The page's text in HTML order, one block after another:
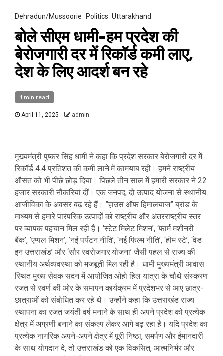
Dehradun/Mussoorie Politics Uttarakhand
बोले सीएम धामी-हम प्रदेश की
बेरोजगारी दर में रिकॉर्ड कमी लाए,
देश के लिए आदर्श बन रहे
1 min read
April 11, 2025 admin
मुख्यमंत्री पुष्कर सिंह धामी ने कहा कि प्रदेश सरकार बेरोजगारी दर में
रिकॉर्ड 4.4 प्रतिशत की कमी लाने में कामयाब रही। हमने राष्ट्रीय
औसत को भी पीछे छोड़ दिया। पिछले तीन साल में हमारी सरकार ने 22
हजार सरकारी नौकरियां दीं। एक जनपद, दो उत्पाद योजना से स्थानीय
आजीविका के अवसर बढ़ रहे हैं। ”हाउस ऑफ हिमालयाज” ब्रांड के
माध्यम से हमारे पारंपरिक उत्पादों को राष्ट्रीय और अंतरराष्ट्रीय स्तर
पर व्यापक पहचान मिल रही हैं। ‘स्टेट मिलेट मिशन’, ‘फार्म मशीनरी
बैंक’, ‘एप्पल मिशन’, ‘नई पर्यटन नीति’, ‘नई फिल्म नीति’, ‘होम स्टे’, ‘वेड
इन उत्तराखंड’ और ‘सौर स्वरोजगार योजना’ जैसी पहल से राज्य की
स्थानीय अर्थव्यवस्था को मजबूती मिल रही है। धामी मुख्यमंत्री आवास
स्थित मुख्य सेवक सदन में आयोजित ओहो हिल यात्रा के चौथे संस्करण
रजत से स्वर्ण की ओर के समापन कार्यक्रम में प्रदेशभर से आए छात्र-
छात्राओं को संबोधित कर रहे थे। उन्होंने कहा कि उत्तराखंड राज्य
स्थापना का रजत जयंती वर्ष मनाने के साथ ही अपने प्रदेश को प्रत्येक
क्षेत्र में अग्रणी बनाने का संकल्प लेकर आगे बढ़ रहा है। यदि प्रदेश का
प्रत्येक नागरिक अपने-अपने क्षेत्र में पूरी निष्ठा, समर्पण और ईमानदारी
के साथ योगदान दे, तो उत्तराखंड को एक विकसित, आत्मनिर्भर और